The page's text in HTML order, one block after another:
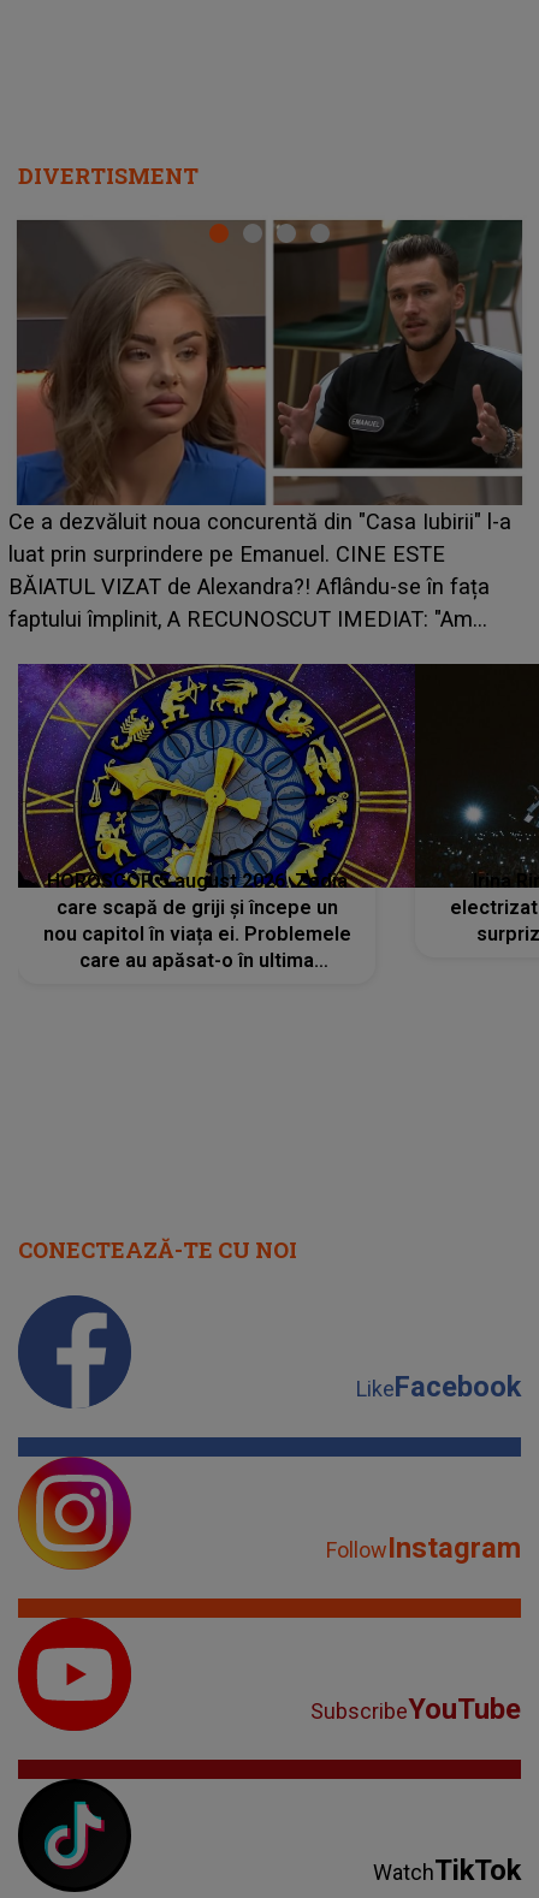
DIVERTISMENT
HOROSCOP 7 august 2026. Zodia care intră într-o
perioadă marcată de încercări. Problemele se adună
din toate părțile, iar o veste neașteptată îi dă planurile
peste cap
HOROSCOP 5 august 2026. Zodia
care scapă de griji și începe un
nou capitol în viața ei. Problemele
care au apăsat-o în ultima
Irina
CONECTEAZĂ-TE CU NOI
LikeFacebook
FollowInstagram
SubscribeYouTube
WatchTikTok